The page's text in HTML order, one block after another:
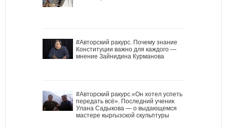
#Авторский ракурс. Почему знание
Конституции важно для каждого —
мнение Зайнидина Курманова
#Авторский ракурс.«Он хотел успеть
передать всё». Последний ученик
Улана Садыкова — о выдающемся
мастере кыргызской скульптуры